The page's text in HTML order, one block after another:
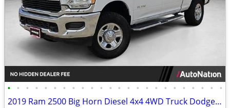
• • • • • • • • • • • • • • • • • • • • • • • •
2019 Ram 2500 Big Horn Diesel 4x4 4WD Truck Dodge Crew cab AUTONATION